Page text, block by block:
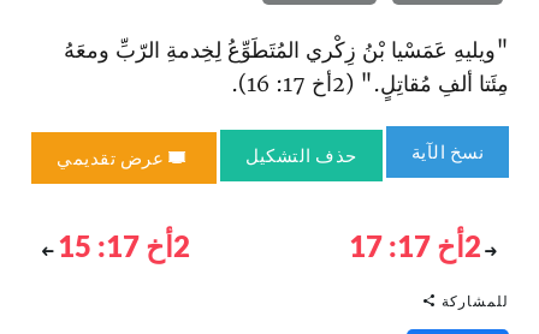
"ويليهِ عَمَسْيا بْنُ زِكْري المُتَطَوِّعُ لِخِدمةِ الرّبِّ ومعَهُ
مِئَتا ألفِ مُقاتِلٍ." (2أخ 17: 16).
نسخ الآية حذف التشكيل عرض تقديمي
2أخ 17: 17 2أخ 17: 15
للمشاركة